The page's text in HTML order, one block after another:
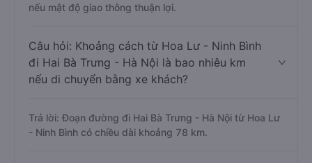
nếu mật độ giao thông thuận lợi.
Câu hỏi: Khoảng cách từ Hoa Lư - Ninh Bình
đi Hai Bà Trưng - Hà Nội là bao nhiêu km
nếu di chuyển bằng xe khách?
Trả lời: Đoạn đường đi Hai Bà Trưng - Hà Nội từ Hoa Lư
- Ninh Bình có chiều dài khoảng 78 km.